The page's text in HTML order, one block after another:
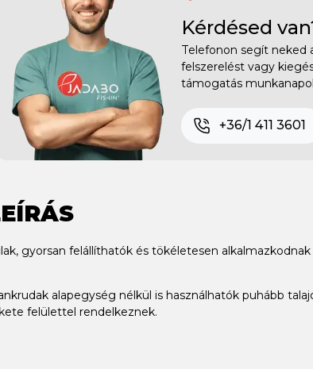
Kérdésed
Telefonon segít neked
felszerelést vagy
támogatás
+36/1 411 3601
gyorsan felállíthatók és tökéletesen
alapegység nélkül is használhatók puhább
felülettel rendelkeznek.